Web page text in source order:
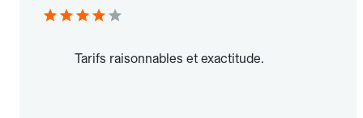
Tarifs raisonnables et exactitude.